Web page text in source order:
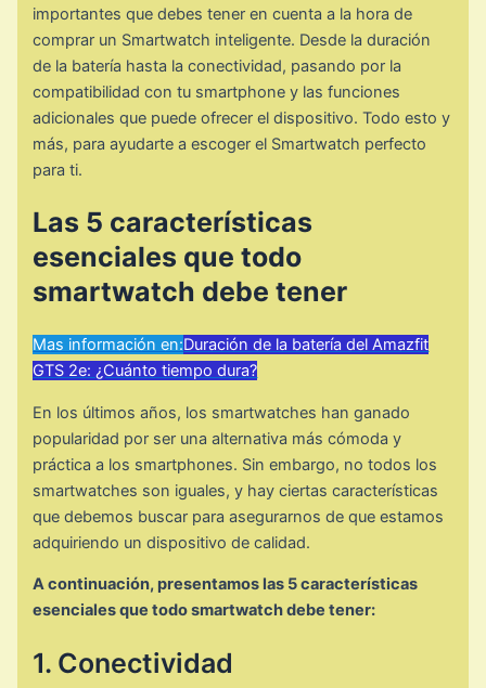
importantes que debes tener en cuenta a la hora de
comprar un Smartwatch inteligente. Desde la duración
de la batería hasta la conectividad, pasando por la
compatibilidad con tu smartphone y las funciones
adicionales que puede ofrecer el dispositivo. Todo esto y
más, para ayudarte a escoger el Smartwatch perfecto
para ti.
Las 5 características
esenciales que todo
smartwatch debe tener
Mas información en:Duración de la batería del Amazfit
GTS 2e: ¿Cuánto tiempo dura?
En los últimos años, los smartwatches han ganado
popularidad por ser una alternativa más cómoda y
práctica a los smartphones. Sin embargo, no todos los
smartwatches son iguales, y hay ciertas características
que debemos buscar para asegurarnos de que estamos
adquiriendo un dispositivo de calidad.
A continuación, presentamos las 5 características
esenciales que todo smartwatch debe tener:
1. Conectividad